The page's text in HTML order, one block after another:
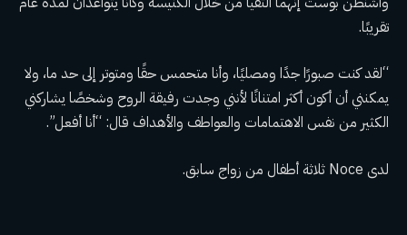
تقريبًا.
“لقد كنت صبورًا جدًا ومصليًا، وأنا متحمس حقًا ومتوتر إلى حد ما، ولا
يمكنني أن أكون أكثر امتنانًا لأنني وجدت رفيقة الروح وشخصًا يشاركني
الكثير من نفس الاهتمامات والعواطف والأهداف قال: “أنا أفعل”.
لدى Noce ثلاثة أطفال من زواج سابق.